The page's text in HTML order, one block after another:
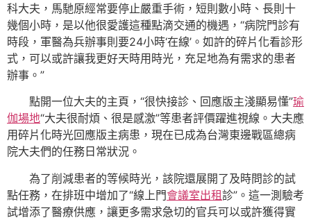
科大夫，馬馳原經常要停止嚴重手術，短則數小時、長則十
幾個小時，是以他很愛護這種點滴交通的機遇，“病院門診有
時段，軍醫為兵辦事則要24小時‘在線’。如許的碎片化看診形
式，可以或許讓我更好天時用時光，充足地為有需求的患者
辦事。”
點開一位大夫的主頁，“很快接診、回應版主淺顯易懂”瑜
伽場地“大夫很耐煩、很是感激”等患者評價躍進視線。大夫應
用碎片化時光回應版主病患，現在已成為台灣東邊戰區總病
院大夫們的任務日常狀況。
為了削減患者的等候時光，該院還展開了及時問診的試
點任務，在排班中增加了“線上門會議室出租診”。這一測驗考
試增添了醫療供應，讓更多需求急切的官兵可以或許獲得實